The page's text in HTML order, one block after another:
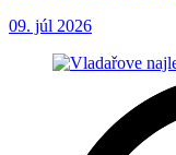
09. júl 2026